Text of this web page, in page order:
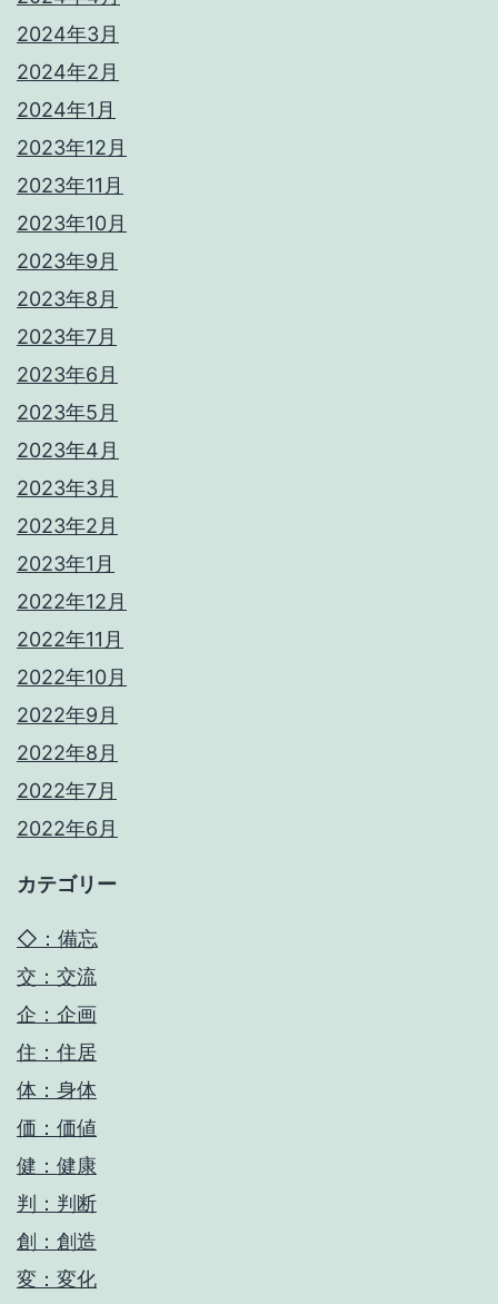
2024年3月
2024年2月
2024年1月
2023年12月
2023年11月
2023年10月
2023年9月
2023年8月
2023年7月
2023年6月
2023年5月
2023年4月
2023年3月
2023年2月
2023年1月
2022年12月
2022年11月
2022年10月
2022年9月
2022年8月
2022年7月
2022年6月
カテゴリー
◇：備忘
交：交流
企：企画
住：住居
体：身体
価：価値
健：健康
判：判断
創：創造
変：変化